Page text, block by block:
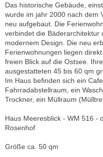
Das historische Gebäude,
wurde im jahr 2000 nach dem
neu aufgebaut. Die
verbindet die Bäderarchitektur
modernem Design. Die neu
Ferienwohnungen liegen
freien Blick auf die Ostsee.
ausgestatteten 45 bis 60 qm
Im Haus befinden sich ein
Fahrradabstellraum, ein
Trockner, ein Müllraum
Haus Meeresblick - WM 516 -
Rosenhof
Größe ca. 50 qm